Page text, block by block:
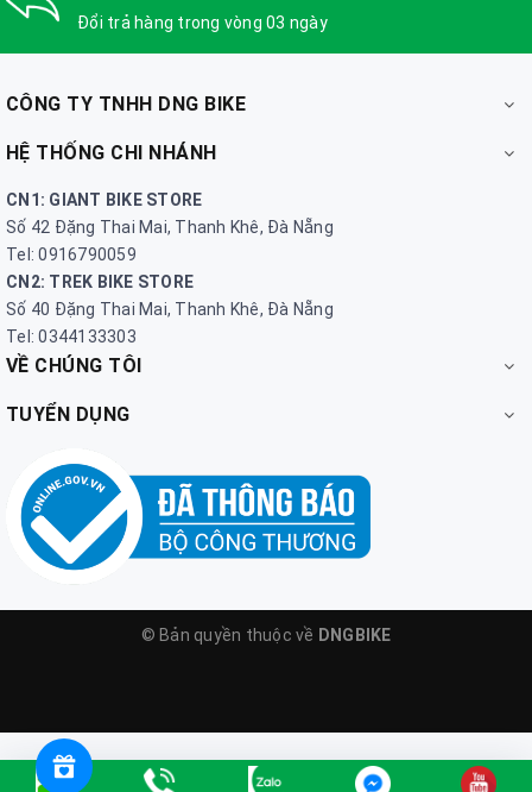
Đổi trả hàng trong vòng 03 ngày
CÔNG TY TNHH DNG BIKE
HỆ THỐNG CHI NHÁNH
CN1: GIANT BIKE STORE
Số 42 Đặng Thai Mai, Thanh Khê, Đà Nẵng
Tel: 0916790059
CN2: TREK BIKE STORE
Số 40 Đặng Thai Mai, Thanh Khê, Đà Nẵng
Tel: 0344133303
VỀ CHÚNG TÔI
TUYỂN DỤNG
© Bản quyền thuộc về DNGBIKE